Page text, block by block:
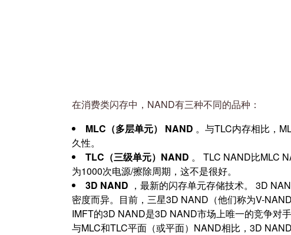
在消费类闪存中，NAND有三种不同的品种：
MLC（多层单元） NAND 。与TLC内存相比，
久性。
TLC（三级单元）NAND 。 TLC NAND比MLC
为1000次电源/擦除周期，这不是很好。
3D NAND ，最新的闪存单元存储技术。 3D
密度而异。目前，三星3D NAND（他们称为V-
IMFT的3D NAND是3D NAND市场上唯一的竞争对
与MLC和TLC平面（或平面）NAND相比，3D NAND